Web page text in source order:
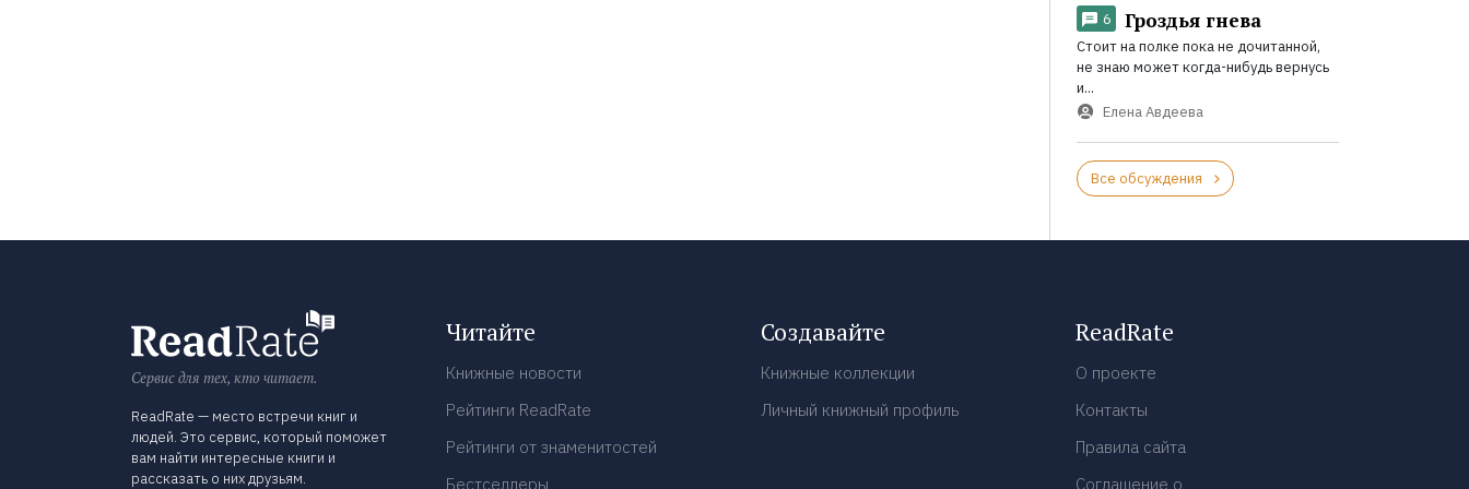
6 Гроздья гнева
Стоит на полке пока не дочитанной,
не знаю может когда-нибудь вернусь
и...
Елена Авдеева
Все обсуждения
Сервис для тех, кто читает.
ReadRate — место встречи книг и
людей. Это сервис, который поможет
вам найти интересные книги и
рассказать о них друзьям.
Читайте
Книжные новости
Рейтинги ReadRate
Рейтинги от знаменитостей
Бестселлеры
Создавайте
Книжные коллекции
Личный книжный профиль
ReadRate
О проекте
Контакты
Правила сайта
Соглашение о